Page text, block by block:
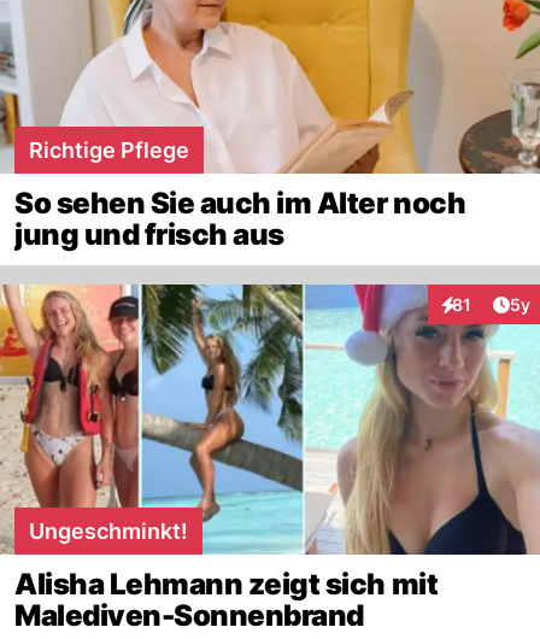
Richtige Pflege
So sehen Sie auch im Alter noch
jung und frisch aus
81 5y
Ungeschminkt!
Alisha Lehmann zeigt sich mit
Malediven-Sonnenbrand